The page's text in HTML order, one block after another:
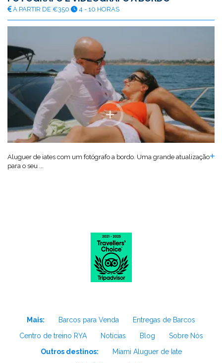
A PARTIR DE €350 4 - 10 HORAS
Aluguer de iates com um fotógrafo a bordo. Uma grande atualização
para o seu ...
Mais: Barcos para Venda
Entregas de Barcos
Centro de treino RYA
Notícias Blog
Sobre Nós
Outros destinos:
Miami Aluguer de Iate